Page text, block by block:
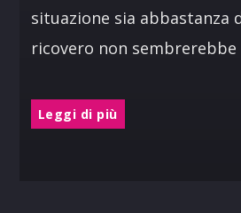
situazione sia abbastanza
ricovero non
Leggi di più